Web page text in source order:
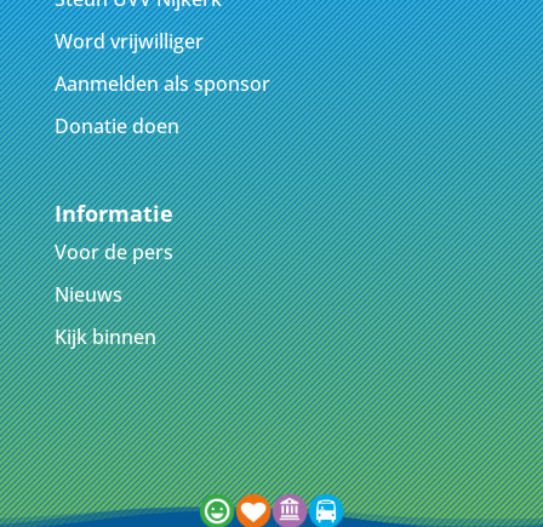
Word vrijwilliger
Aanmelden als sponsor
Donatie doen
Informatie
Voor de pers
Nieuws
Kijk binnen